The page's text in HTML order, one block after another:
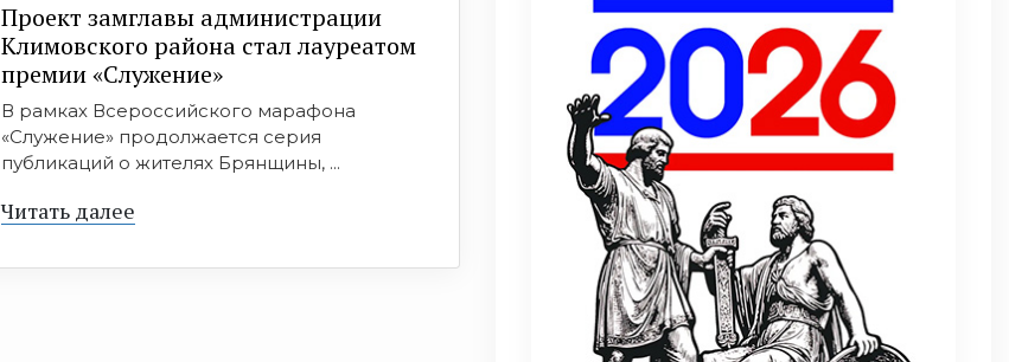
Проект замглавы администрации
Климовского района стал лауреатом
премии «Служение»
В рамках Всероссийского марафона
«Служение» продолжается серия
публикаций о жителях Брянщины, ...
Читать далее